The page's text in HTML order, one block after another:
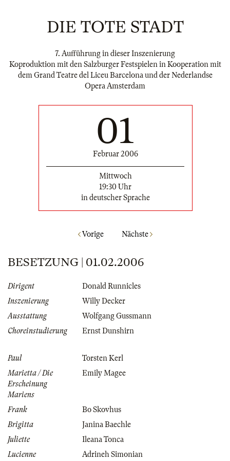
DIE TOTE STADT
7. Aufführung in dieser Inszenierung
Koproduktion mit den Salzburger Festspielen in Kooperation mit
dem Grand Teatre del Liceu Barcelona und der Nederlandse
Opera Amsterdam
01
Februar 2006
Mittwoch
19:30 Uhr
in deutscher Sprache
Vorige Nächste
BESETZUNG | 01.02.2006
Dirigent
Donald Runnicles
Inszenierung
Willy Decker
Ausstattung
Wolfgang Gussmann
Choreinstudierung
Ernst Dunshirn
Paul
Torsten Kerl
Marietta / Die
Erscheinung
Mariens
Emily Magee
Frank
Bo Skovhus
Brigitta
Janina Baechle
Juliette
Ileana Tonca
Lucienne
Adrineh Simonian